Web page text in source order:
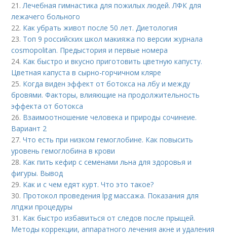
21.Лечебная гимнастика для пожилых людей. ЛФК для
лежачего больного
22. Как убрать живот после 50 лет. Диетология
23. Топ 9 российских школ макияжа по версии журнала
cosmopolitan. Предыстория и первые номера
24. Как быстро и вкусно приготовить цветную капусту.
Цветная капуста в сырно-горчичном кляре
25. Когда виден эффект от ботокса на лбу и между
бровями. Факторы, влияющие на продолжительность
эффекта от ботокса
26. Взаимоотношение человека и природы сочинеие.
Вариант 2
27.Что есть при низком гемоглобине. Как повысить
уровень гемоглобина в крови
28. Как пить кефир с семенами льна для здоровья и
фигуры. Вывод
29. Как и с чем едят курт. Что это такое?
30. Протокол проведения lpg массажа. Показания для
лпджи процедуры
31. Как быстро избавиться от следов после прыщей.
Методы коррекции, аппаратного лечения акне и удаления